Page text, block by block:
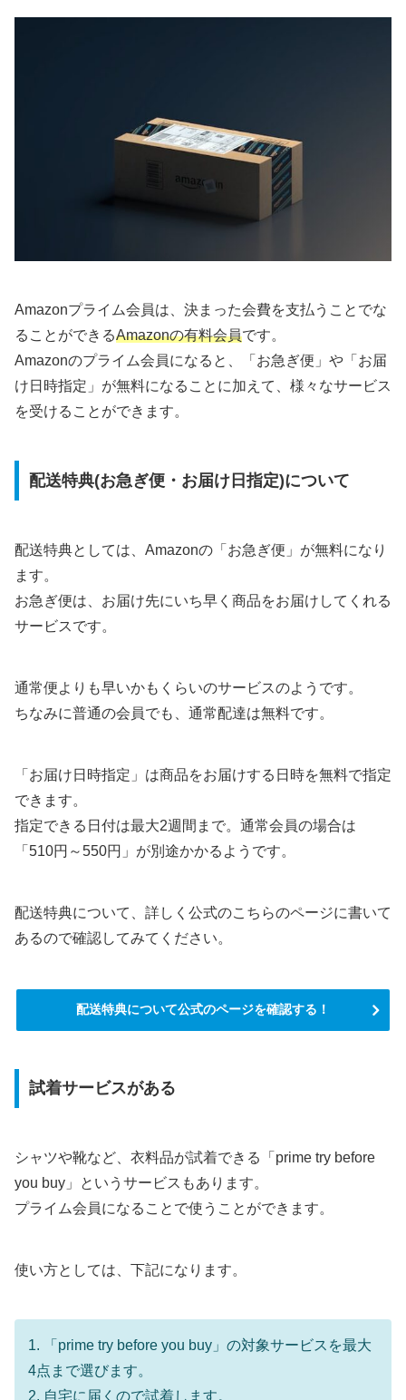
Amazonプライム会員は、決まった会費を支払うことでな
ることができるAmazonの有料会員です。
Amazonのプライム会員になると、「お急ぎ便」や「お届
け日時指定」が無料になることに加えて、様々なサービス
を受けることができます。
配送特典(お急ぎ便・お届け日指定)について
配送特典としては、Amazonの「お急ぎ便」が無料になり
ます。
お急ぎ便は、お届け先にいち早く商品をお届けしてくれる
サービスです。
通常便よりも早いかもくらいのサービスのようです。
ちなみに普通の会員でも、通常配達は無料です。
「お届け日時指定」は商品をお届けする日時を無料で指定
できます。
指定できる日付は最大2週間まで。通常会員の場合は
「510円～550円」が別途かかるようです。
配送特典について、詳しく公式のこちらのページに書いて
あるので確認してみてください。
配送特典について公式のページを確認する！
試着サービスがある
シャツや靴など、衣料品が試着できる「prime try before
you buy」というサービスもあります。
プライム会員になることで使うことができます。
使い方としては、下記になります。
1. 「prime try before you buy」の対象サービスを最大
4点まで選びます。
2. 自宅に届くので試着します。